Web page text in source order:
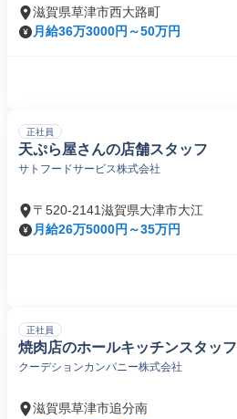
滋賀県草津市西大路町
月給36万3000円～50万円
正社員
天ぷら屋さんの店舗スタッフ
サトフードサービス株式会社
〒520-2141滋賀県大津市大江
月給26万5000円～35万円
正社員
焼肉店のホールキッチンスタッフ
クーデションカンパニー株式会社
滋賀県草津市追分南